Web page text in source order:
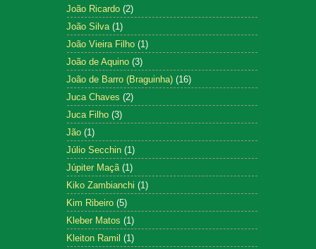
João Ricardo (2)
João Silva (1)
João Vieira Filho (1)
João de Aquino (3)
João de Barro (Braguinha) (16)
Juca Chaves (2)
Juca Filho (3)
Jão (1)
Júlio Secchin (1)
Júpiter Maçã (1)
Kiko Zambianchi (1)
Kim Ribeiro (5)
Kleber Matos (1)
Kleiton Ramil (1)